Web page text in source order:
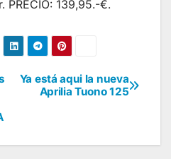
PRECIO: 139,95.-€.
Ya está aqui la nueva
Aprilia Tuono 125